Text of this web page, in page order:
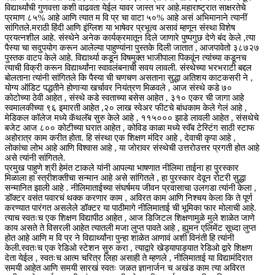
विद्यार्थ्यांची गुणवत्ता कशी वाढवता येईल यावर जास्त भर आहे.महाराष्ट्रात साक्षरतेचे
प्रमाण ८५% आहे आणि त्यात म वि प्र चा वाटा ५०% आहे असं अभिमानाने त्यानीं
सांगितले.मराठी हिंदी आणि इंग्लिश या भाषेवर प्रभूत्व असावं म्हणून संस्था विशेष
प्रयत्नशील आहे. संस्थेने अनेक कार्यक्रमातून दिले जाणारे पुष्पगुछ देणे बंद केले ,त्या
पैस्या चा सदुपयोग करून आलेल्या पाहुण्यांना पुस्तके दिली जातात , आजपावेतो ३८७२७
पुस्तक वाटप केले आहे. विद्यार्थ्या कडून विषमुक्त भाजीपाला पिकवूंन त्यांच्या कडूनच
त्याची विक्री करून विद्यार्थ्यांना स्वावलंबनाची सवय लावली. संस्थेच्या भरभराटी बद्दल
बोलताना त्यांनी सांगितले कि पैस्या ची चणचण असताना सुद्धा अतिशय काटकसरी ने ,
योग्य ऑडिट पद्धतीने होणाऱ्या खर्चावर नियंत्रण मिळवले , आज संस्थे कडे ७०
कोटोच्या ठेवी आहेत , संस्थे कडे स्वताच्या बसेस आहेत , ३१० एकर ची जागा आहे
स्वमालकीच्या ९६ इमारती आहेत ,२० लाख स्वेअर फीटचे बांधकाम केले गेलं आहे ,
मेडिकल कॉलेज मध्ये कॅथलॅब सुरु केले आहे , ११५००० झाडे लावली आहेत , संसथेचे
बजेट आज ८०० कोटीच्या घरात आहेत , कोविड काळा मध्ये स्वॅब टेस्टिंग साठी स्टाफ
अहोरात्र काम करीत होता. हि संस्था एक शिक्षण मंदिर आहे , देवाची कृपा आहे ,
लोकांचा लोभ आहे आणि विश्वास आहे , या जोरावर संस्थेची उत्तरोउत्तर प्रगती होत आहे
असे त्यांनी सांगितले.
प्रमुख पाहुणे श्री हेमंत टाकले यांनी आपल्या भाषणात नीलिमा ताईना हा पुरस्कार
मिळाला हा स्त्रीशक्तीचा सन्मान आहे असे सांगितले , हा पुरस्कार देवून रोटरी सुद्धा
सन्मानित झाली आहे . नीलिमाताईच्या संघर्षमय जीवन प्रवासाचा उलगडा त्यांनी केला ,
डॉक्टर वसंत पवारचं थक्क करणार काम , अविरत काम आणि निश्चय केला कि ते पूर्ण
करण्यात पारंगत असलेले डॉक्टर या पाठीमागे नीलिमाताई ची भूमिका फार मोलाची आहे.
त्याच स्वतःच एक शिक्षण विद्यापीठ आहेत , आज डिजिटल शिक्षणामुळे मुले शाळेत जाणे
काय असते ते विसरली आहेत त्यातली मजा लुप्त पावते आहे , ह्युमन एलिमेंट सूध्दा लुप्त
होत आहे आणि म वि प्र ने विद्यार्थ्यांना पुन्हा शाळेत आणावं अशी विनंती हि त्यांनी
केली.स्वतःच एक रेडिओ स्टेशन सुरु करा , त्याद्वारे खेड्यापाड्यात रेडिओ द्वारे शिक्षण
देता येईल , स्वतःच आत्म चरित्र लिहा असाही ते म्हणले , नीलिमाताई या विद्यामंदिरात
समयी आहेत आणि समयी सारखं स्वतः जळत ज्ञानार्जन च अखंड काम त्या अविरत